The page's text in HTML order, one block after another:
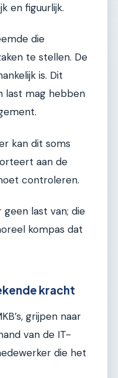
en figuurlijk.
die
te stellen. De
is. Dit
last mag hebben
kan dit soms
aan de
controleren.
last van; die
kompas dat
kracht
grijpen naar
van de IT-
die het